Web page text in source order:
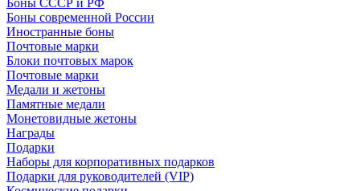
Боны СССР и РФ
Боны современной России
Иностранные боны
Почтовые марки
Блоки почтовых марок
Почтовые марки
Медали и жетоны
Памятные медали
Монетовидные жетоны
Награды
Подарки
Наборы для корпоративных подарков
Подарки для руководителей (VIP)